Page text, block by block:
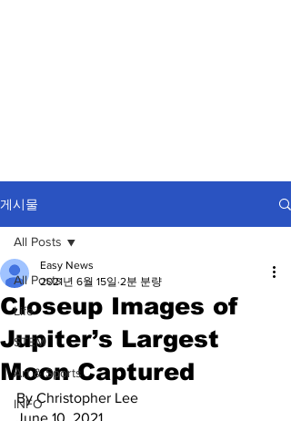
게시물
All Posts
Life
STEM
Art & Sports
INFO
All Posts
Closeup Images of
Jupiter’s Largest
Moon Captured
Easy News
2021년 6월 15일 2분 분량
By Christopher Lee
June 10, 2021